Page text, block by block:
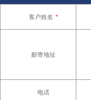
客户姓名 *
邮寄地址
电话